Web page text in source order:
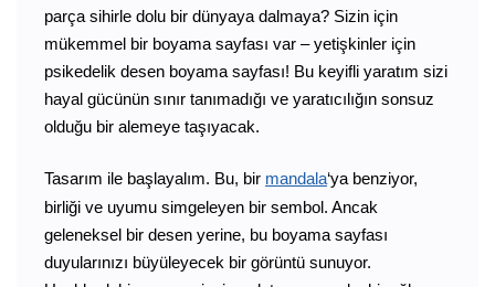
parça sihirle dolu bir dünyaya dalmaya? Sizin için
mükemmel bir boyama sayfası var – yetişkinler için
psikedelik desen boyama sayfası! Bu keyifli yaratım sizi
hayal gücünün sınır tanımadığı ve yaratıcılığın sonsuz
olduğu bir alemeye taşıyacak.
Tasarım ile başlayalım. Bu, bir mandala‘ya benziyor,
birliği ve uyumu simgeleyen bir sembol. Ancak
geleneksel bir desen yerine, bu boyama sayfası
duyularınızı büyüleyecek bir görüntü sunuyor.